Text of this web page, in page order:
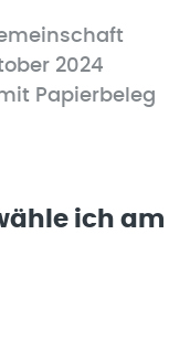
2024
Papierbeleg
ich am